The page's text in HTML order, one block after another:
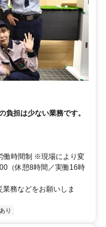
負担は少ない業務です。
働時間制 ※現場により変
（休憩8時間／実働16時
務などをお願いしま
り